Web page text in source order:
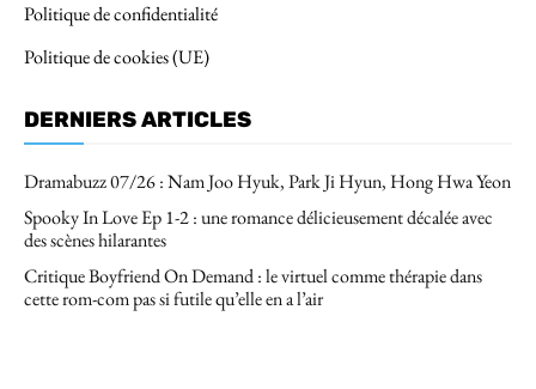
Politique de confidentialité
Politique de cookies (UE)
DERNIERS ARTICLES
Dramabuzz 07/26 : Nam Joo Hyuk, Park Ji Hyun, Hong Hwa Yeon
Spooky In Love Ep 1-2 : une romance délicieusement décalée avec
des scènes hilarantes
Critique Boyfriend On Demand : le virtuel comme thérapie dans
cette rom-com pas si futile qu’elle en a l’air